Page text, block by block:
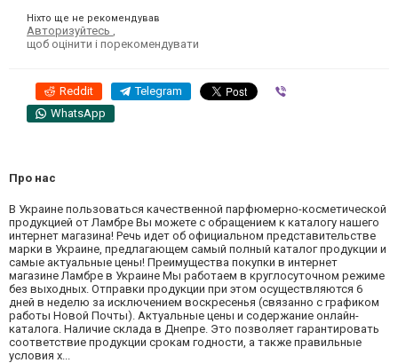
Ніхто ще не рекомендував
Авторизуйтесь
щоб оцінити і порекомендувати
Reddit Telegram
WhatsApp
Про нас
В Украине пользоваться качественной парфюмерно-косметической
продукцией от Ламбре Вы можете с обращением к каталогу нашего
интернет магазина! Речь идет об официальном представительстве
марки в Украине, предлагающем самый полный каталог продукции и
самые актуальные цены! Преимущества покупки в интернет
магазине Ламбре в Украине Мы работаем в круглосуточном режиме
без выходных. Отправки продукции при этом осуществляются 6
дней в неделю за исключением воскресенья (связанно с графиком
работы Новой Почты). Актуальные цены и содержание онлайн-
каталога. Наличие склада в Днепре. Это позволяет гарантировать
соответствие продукции срокам годности, а также правильные
условия х...